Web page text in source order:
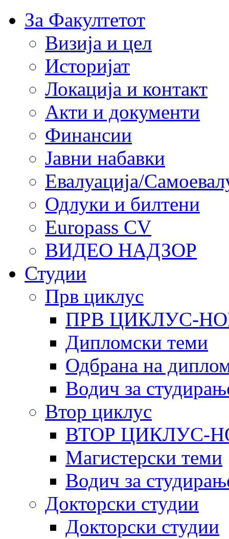
За Факултетот
Визија и цел
Историјат
Локација и контакт
Акти и документи
Финансии
Јавни набавки
Евалуација/
Одлуки и билтени
Europass CV
ВИДЕО НАДЗОР
Студии
Прв циклус
ПРВ ЦИКЛУС-
Дипломски теми
Одбрана на
Водич за
Втор циклус
ВТОР ЦИКЛУС-
Магистерски теми
Водич за
Докторски студии
Докторски студии